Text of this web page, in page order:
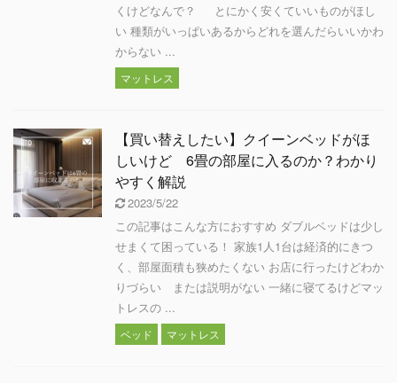
くけどなんで？ とにかく安くていいものがほし
い 種類がいっぱいあるからどれを選んだらいいかわ
からない ...
マットレス
【買い替えしたい】クイーンベッドがほ
しいけど 6畳の部屋に入るのか？わかり
やすく解説
2023/5/22
この記事はこんな方におすすめ ダブルベッドは少し
せまくて困っている！ 家族1人1台は経済的にきつ
く、部屋面積も狭めたくない お店に行ったけどわか
りづらい または説明がない 一緒に寝てるけどマッ
トレスの ...
ベッド マットレス